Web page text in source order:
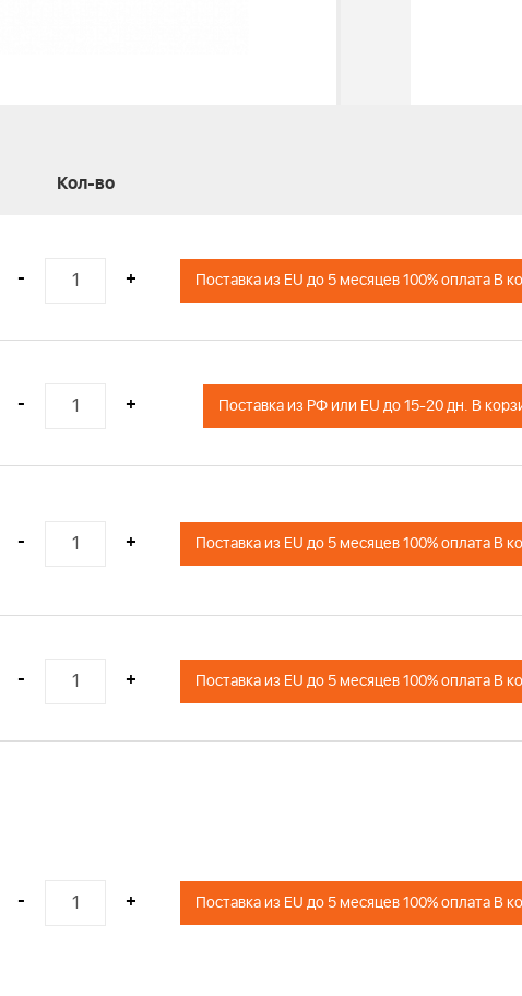
Кол-во
- + Поставка из EU до 5 месяцев 100% оплата В
- + Поставка из РФ или EU до 15-
- + Поставка из EU до 5 месяцев 100% оплата В
- + Поставка из EU до 5 месяцев 100% оплата В
- + Поставка из EU до 5 месяцев 100% оплата В